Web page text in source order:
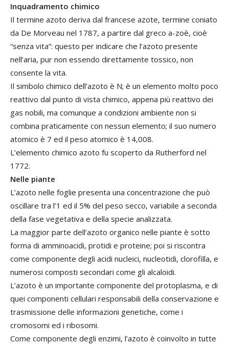
Inquadramento chimico
Il termine azoto deriva dal francese azote, termine coniato
da De Morveau nel 1787, a partire dal greco a-zoè, cioè
“senza vita”: questo per indicare che l’azoto presente
nell’aria, pur non essendo direttamente tossico, non
consente la vita.
Il simbolo chimico dell’azoto è N; è un elemento molto poco
reattivo dal punto di vista chimico, appena più reattivo dei
gas nobili, ma comunque a condizioni ambiente non si
combina praticamente con nessun elemento; il suo numero
atomico è 7 ed il peso atomico è 14,008.
L’elemento chimico azoto fu scoperto da Rutherford nel
1772.
Nelle piante
L’azoto nelle foglie presenta una concentrazione che può
oscillare tra l’1 ed il 5% del peso secco, variabile a seconda
della fase vegetativa e della specie analizzata.
La maggior parte dell’azoto organico nelle piante è sotto
forma di amminoacidi, protidi e proteine; poi si riscontra
come componente degli acidi nucleici, nucleotidi, clorofilla, e
numerosi composti secondari come gli alcaloidi.
L’azoto è un importante componente del protoplasma, e di
quei componenti cellulari responsabili della conservazione e
trasmissione delle informazioni genetiche, come i
cromosomi ed i ribosomi.
Come componente degli enzimi, l’azoto è coinvolto in tutte